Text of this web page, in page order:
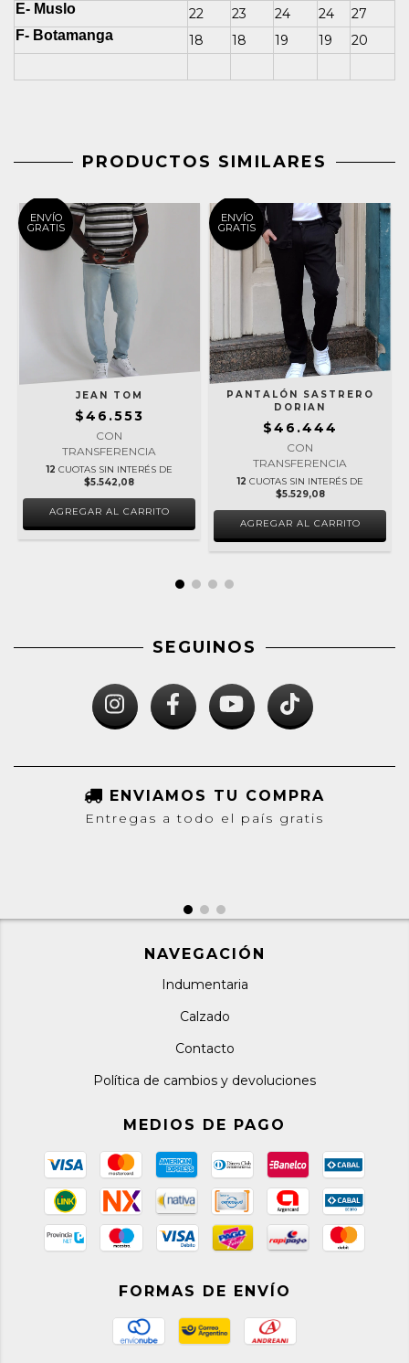
E- Muslo 22 23 24 24 27
F- Botamanga 18 18 19 19 20
PRODUCTOS SIMILARES
ENVÍO
GRATIS
JEAN TOM
$46.553
CON
TRANSFERENCIA
12 CUOTAS SIN INTERÉS DE
$5.542,08
AGREGAR AL CARRITO
ENVÍO
GRATIS
PANTALÓN SASTRERO
DORIAN
$46.444
CON
TRANSFERENCIA
12 CUOTAS SIN INTERÉS DE
$5.529,08
AGREGAR AL CARRITO
SEGUINOS
ENVIAMOS TU COMPRA
Entregas a todo el país gratis
NAVEGACIÓN
Indumentaria
Calzado
Contacto
Política de cambios y devoluciones
MEDIOS DE PAGO
FORMAS DE ENVÍO